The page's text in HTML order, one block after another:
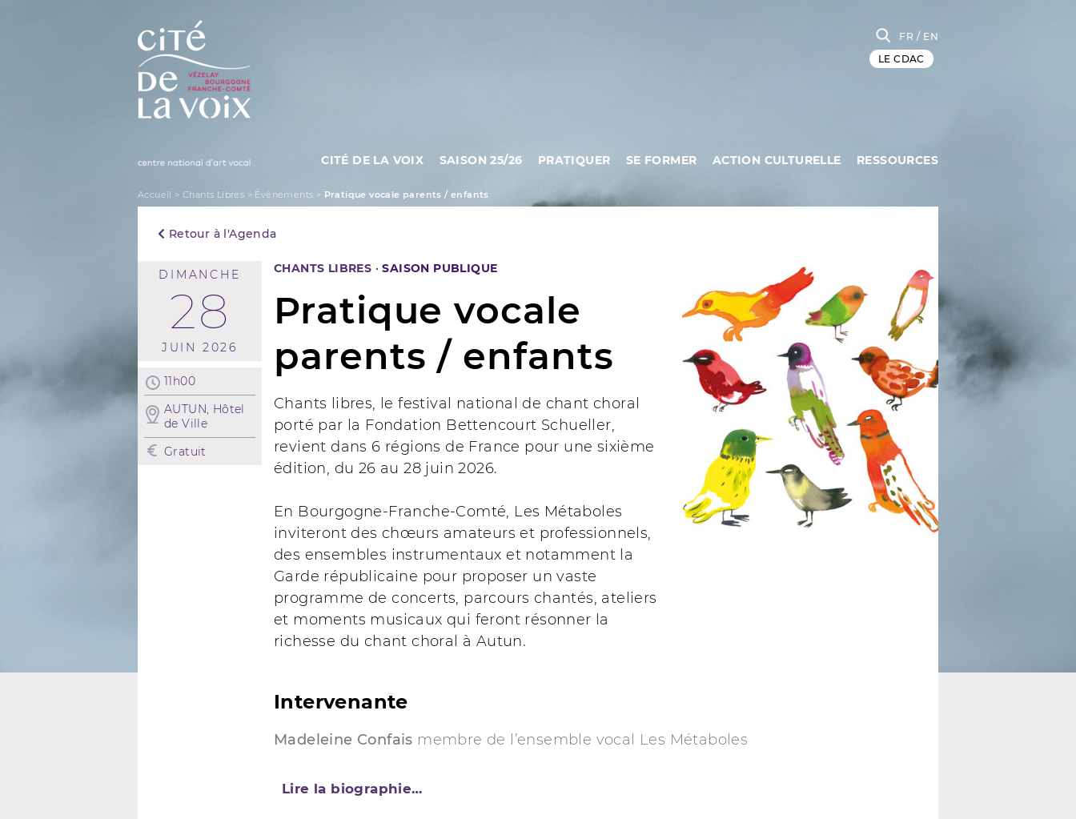
FR / EN
LE CDAC
CITÉ DE LA VOIX SAISON 25/26 PRATIQUER SE FORMER ACTION CULTURELLE RESSOURCES
Accueil >Chants Libres > Évènements > Pratique vocale parents / enfants
Retour à l'Agenda
DIMANCHE
28
JUIN 2026
11h00
AUTUN, Hôtel
de Ville
Gratuit
CHANTS LIBRES ·SAISON PUBLIQUE
Pratique vocale
parents / enfants
Chants libres, le festival national de chant choral
porté par la Fondation Bettencourt Schueller,
revient dans 6 régions de France pour une sixième
édition, du 26 au 28 juin 2026.
En Bourgogne-Franche-Comté, Les Métaboles
inviteront des chœurs amateurs et professionnels,
des ensembles instrumentaux et notamment la
Garde républicaine pour proposer un vaste
programme de concerts, parcours chantés, ateliers
et moments musicaux qui feront résonner la
richesse du chant choral à Autun.
Intervenante
Madeleine Confais membre de l’ensemble vocal Les Métaboles
Lire la biographie…